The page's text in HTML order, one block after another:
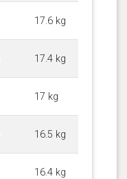
17.6 kg
17.4 kg
17 kg
16.5 kg
16.4 kg